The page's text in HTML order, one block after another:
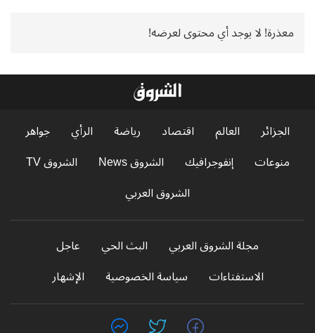
معذرة! لا يوجد أي محتوى لعرضه!
الجزائر العالم اقتصاد رياضة الرأي
جواهر
منوعات
إنفوجرافيك الشروق News
الشروق TV
الشروق العربي
مجلة الشروق العربي البث الحي
عاجل
الاستفتاءات
سياسة الخصوصية الإشهار